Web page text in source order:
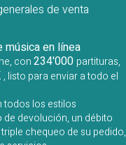
de venta
música en línea
con234'000 partituras,
, listo para enviar a todo el
todos los estilos
de devolución, un débito
chequeo de su pedido,